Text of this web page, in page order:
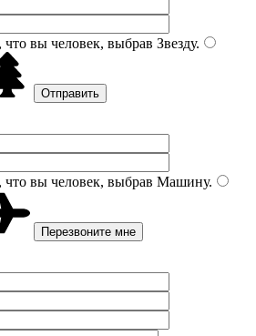
вы человек, выбрав Звезду.
вы человек, выбрав Машину.